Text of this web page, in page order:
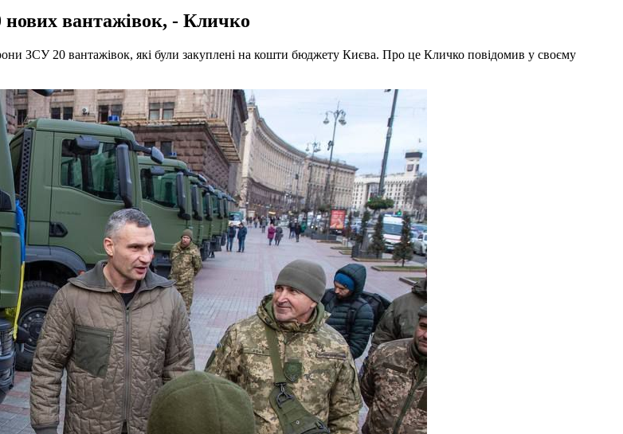
нових вантажівок, - Кличко
ЗСУ 20 вантажівок, які були закуплені на кошти бюджету Києва. Про це Кличко повідомив у своєму